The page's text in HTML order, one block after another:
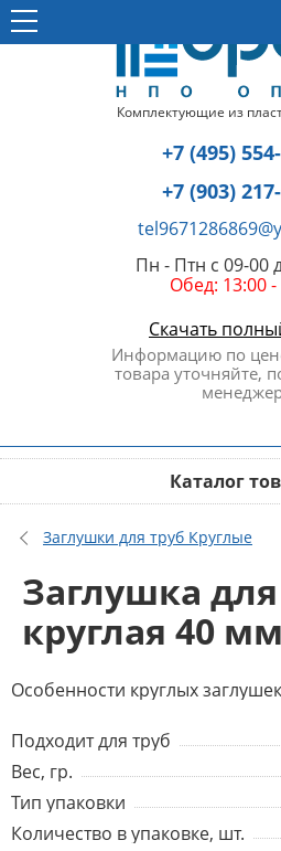
Комплектующие из
+7 (495)
+7 (903)
Пн - Птн с 09-00
Обед: 13:00 -
Скачать
Информацию по
товара уточняйте,
Каталог
Заглушки для труб Круглые
Заглушка
круглая 40
Особенности круглых заглушек
Подходит для труб
Вес, гр.
Тип упаковки
Количество в упаковке, шт.